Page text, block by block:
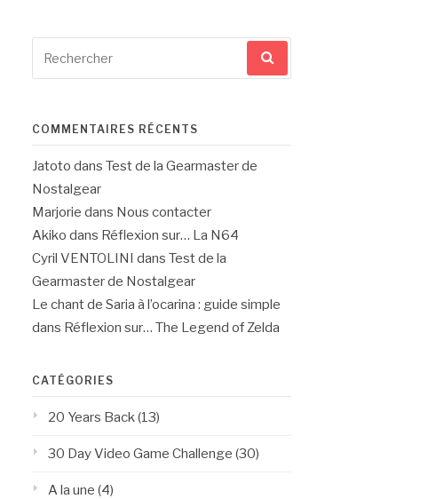
pour
COMMENTAIRES RÉCENTS
Jatoto dans Test de la Gearmaster de
Nostalgear
Marjorie dans Nous contacter
Akiko dans Réflexion sur… La N64
Cyril VENTOLINI dans Test de la
Gearmaster de Nostalgear
Le chant de Saria à l’ocarina : guide simple
dans Réflexion sur… The Legend of Zelda
CATÉGORIES
20 Years Back (13)
30 Day Video Game Challenge (30)
A la une (4)